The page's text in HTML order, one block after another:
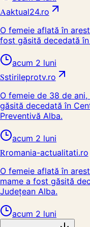
Aaktual24.ro
O femeie aflată în
fost găsită decedată
acum 2 luni
Sstirileprotv.ro
O femeie de 38 de
găsită decedată în
Preventivă Alba.
acum 2 luni
Rromania-actualitati.ro
O femeie aflată în
mame a fost găsită
Județean Alba.
acum 2 luni